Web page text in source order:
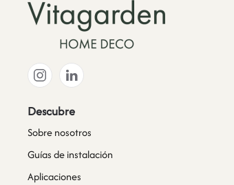
Descubre
Sobre nosotros
Guías de instalación
Aplicaciones